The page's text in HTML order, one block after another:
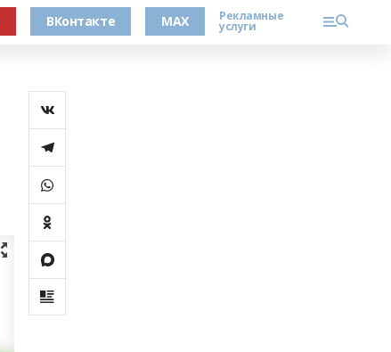
ВКонтакте MAX Рекламные
услуги